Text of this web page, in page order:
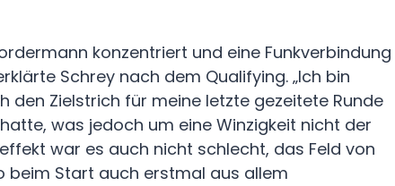
konzentriert und eine Funkverbindung
Schrey nach dem Qualifying. „Ich bin
den Zielstrich für meine letzte gezeitete Runde
was jedoch um eine Winzigkeit nicht der
war es auch nicht schlecht, das Feld von
beim Start auch erstmal aus allem